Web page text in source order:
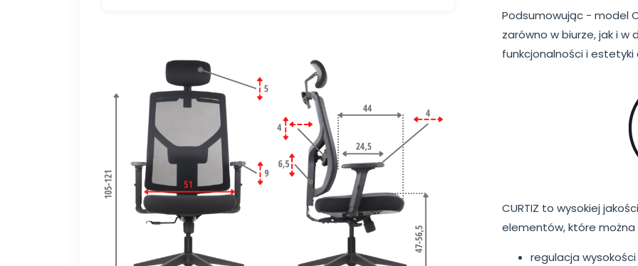
Podsumowując - model
zarówno w biurze, jak i w
funkcjonalności i
CURTIZ to wysokiej
elementów, które można
regulacja